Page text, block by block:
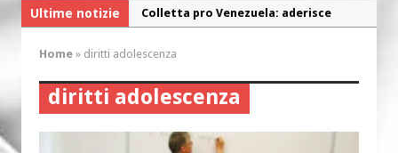
Ultime notizie
Colletta pro Venezuela: aderisce
Fine vita: la Chiesa Cattolica inglese si
mobilita contro il suicidio assistito
Torna la festa della Madonnina a
Montesilvano: “Tanta la devozione”
Home » diritti adolescenza
diritti adolescenza